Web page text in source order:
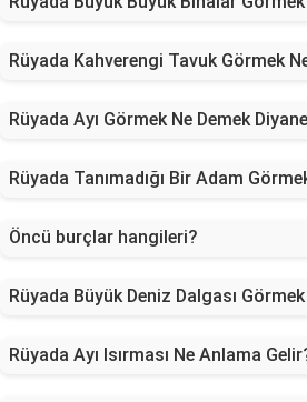
Rüyada Kahverengi Tavuk Görmek
Rüyada Ayı Görmek Ne Demek
Rüyada Tanımadığı Bir Adam
Öncü burçlar hangileri?
Rüyada Büyük Deniz Dalgası
Rüyada Ayı Isırması Ne Anlama